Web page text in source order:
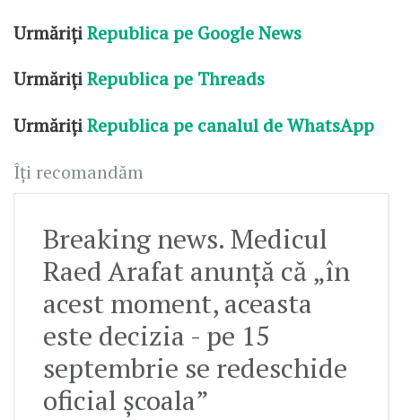
UrmărițiRepublica pe Google News
UrmărițiRepublica pe Threads
UrmărițiRepublica pe canalul de WhatsApp
Îți recomandăm
Breaking news. Medicul
Raed Arafat anunță că „în
acest moment, aceasta
este decizia - pe 15
septembrie se redeschide
oficial școala”